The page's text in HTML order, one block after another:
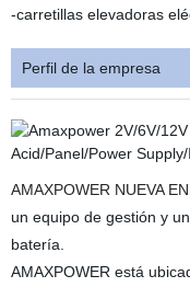
-carretillas
Perfil de la empresa
AMAXPOWER NUEVA
un equipo de gestión y
batería.
AMAXPOWER está